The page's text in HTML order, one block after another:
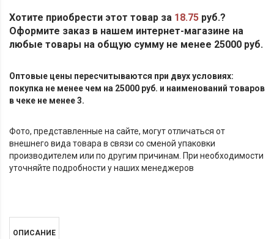
Хотите приобрести этот товар за 18.75 руб.?
Оформите заказ в нашем интернет-магазине на
любые товары на общую сумму не менее 25000 руб.
Оптовые цены пересчитываются при двух условиях:
покупка не менее чем на 25000 руб. и наименований товаров
в чеке не менее 3.
Фото, представленные на сайте, могут отличаться от
внешнего вида товара в связи со сменой упаковки
производителем или по другим причинам. При необходимости
уточняйте подробности у наших менеджеров
ОПИСАНИЕ